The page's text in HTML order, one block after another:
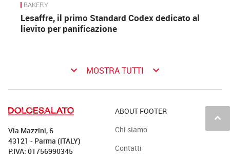
BAKERY
Lesaffre, il primo Standard Codex dedicato al
lievito per panificazione
keyboard_arrow_down MOSTRA TUTTI keyboard_arrow_down
keyboard_arrow_up
Via Mazzini, 6
43121 - Parma (ITALY)
P.IVA: 01756990345
ABOUT FOOTER
Chi siamo
Contatti